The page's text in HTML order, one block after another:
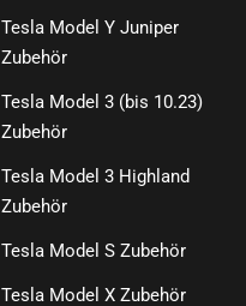
Tesla Model Y Juniper
Zubehör
Tesla Model 3 (bis 10.23)
Zubehör
Tesla Model 3 Highland
Zubehör
Tesla Model S Zubehör
Tesla Model X Zubehör